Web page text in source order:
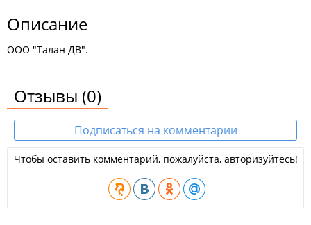
Описание
ООО "Талан ДВ".
Отзывы (0)
Подписаться на комментарии
Чтобы оставить комментарий, пожалуйста, авторизуйтесь!